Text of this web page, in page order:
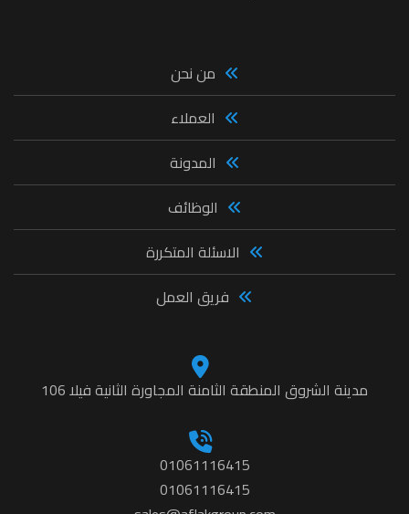
من نحن
العملاء
المدونة
الوظائف
الاسئلة المتكررة
فريق العمل
مدينة الشروق المنطقة الثامنة المجاورة الثانية فيلا 106
01061116415
01061116415